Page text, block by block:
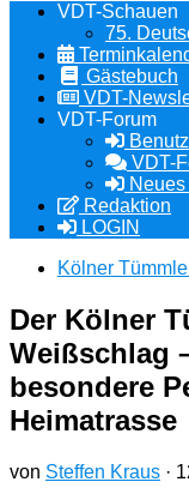
VDT-Schauen
75.
Gästebuch
VDT-
VDT-Forum
VDT-
Redaktion
LOGIN
Kölner
Der Kölner
Weißschlag
besondere
Heimatrasse
von Steffen Kraus ·